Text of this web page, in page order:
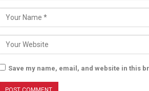
Save my name, email, and website in this